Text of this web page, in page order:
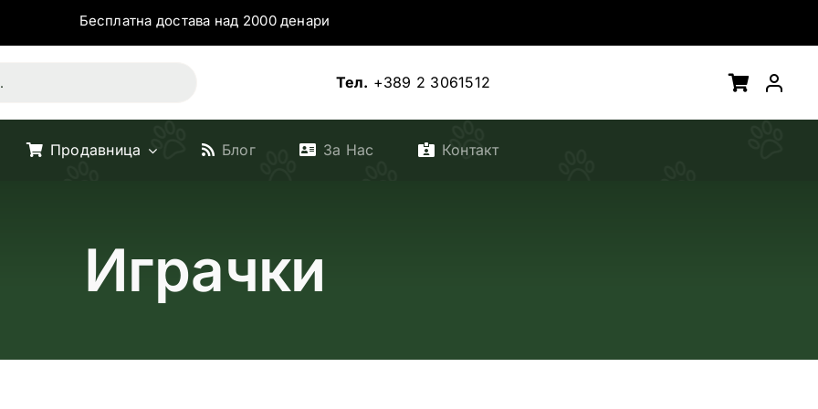
Бесплатна достава над 2000 денари
Тел. +389 2 3061512
Продавница Блог За Нас Контакт
Играчки